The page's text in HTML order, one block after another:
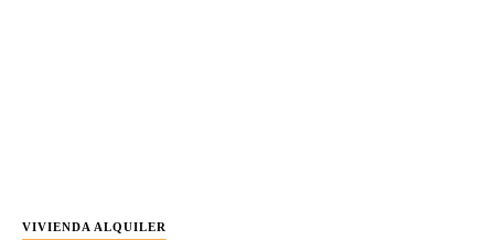
VIVIENDA ALQUILER